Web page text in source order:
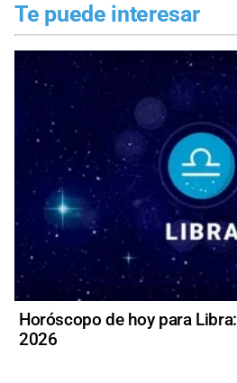
Te puede interesar
Horóscopo de hoy para
2026